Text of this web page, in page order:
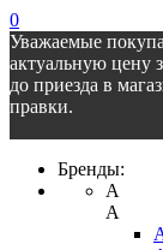
0
Уважаемые
актуальную цену
до приезда в
правки.
Бренды:
A
A